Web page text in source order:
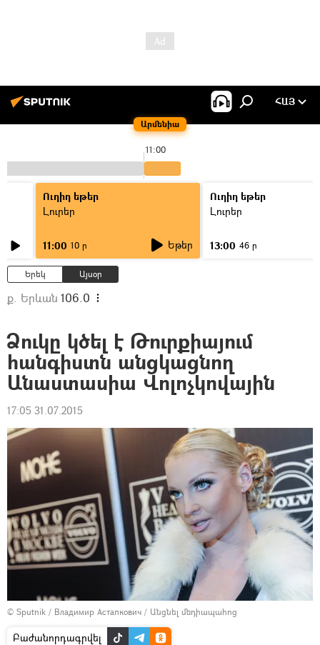
Արմենիա
ՀԱՅ
11:00
Ուղիղ եթեր
Լուրեր
11:00 10 ր Եթեր
Ուղիղ եթեր
Լուրեր
13:00 46 ր
Երեկ Այսօր
ք. Երևան 106.0
Ձուկը կծել է Թուրքիայում
հանգիստն անցկացնող
Անաստասիա Վոլոչկովային
17:05 31.07.2015
© Sputnik / Владимир Астапкович / Անցնել մեդիապահոց
Բաժանորդագրվել